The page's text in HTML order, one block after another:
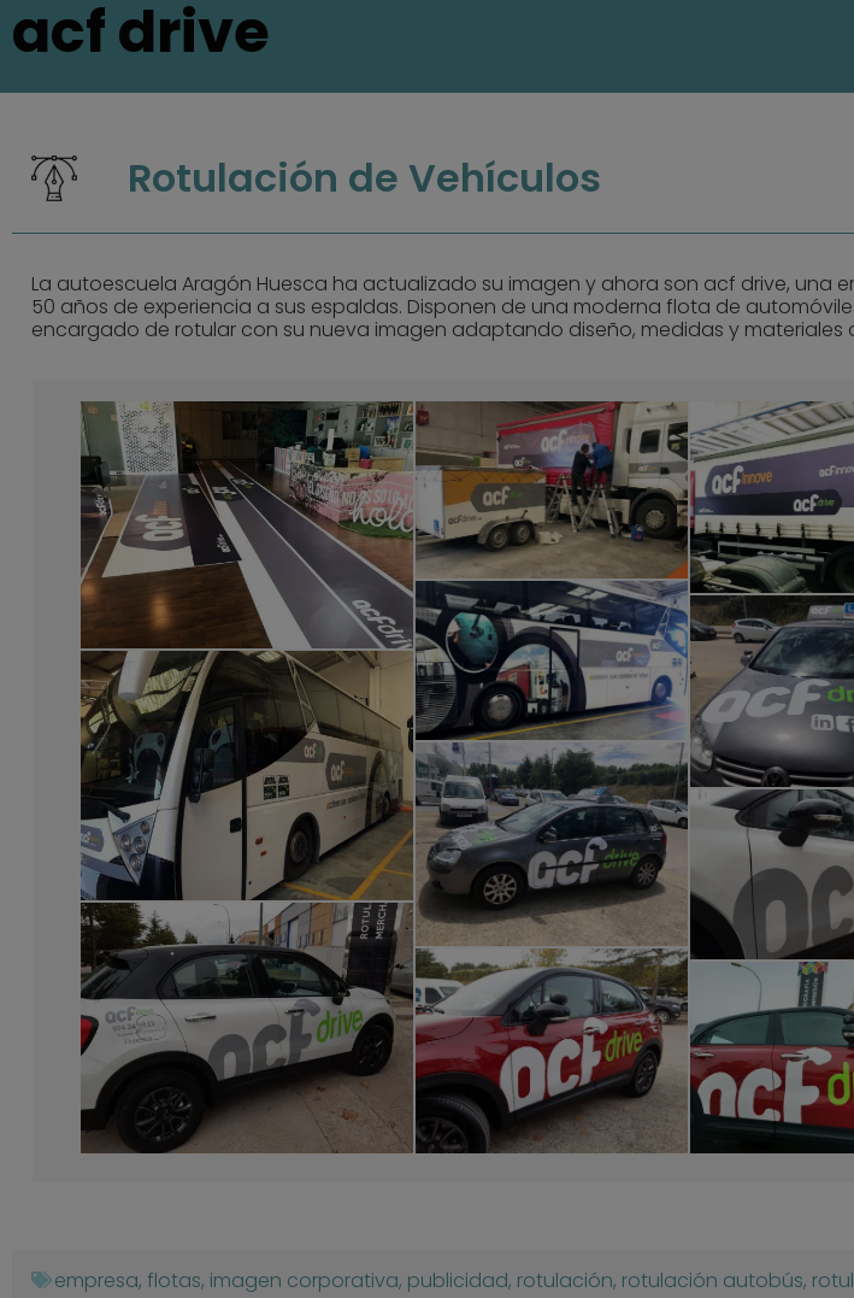
acf drive
Rotulación de Vehículos
La autoescuela Aragón Huesca ha actualizado su imagen y ahora son acf drive, una
50 años de experiencia a sus espaldas. Disponen de una moderna flota de
encargado de rotular con su nueva imagen adaptando diseño, medidas y materiales
empresa, flotas, imagen corporativa, publicidad, rotulación, rotulación autobús,